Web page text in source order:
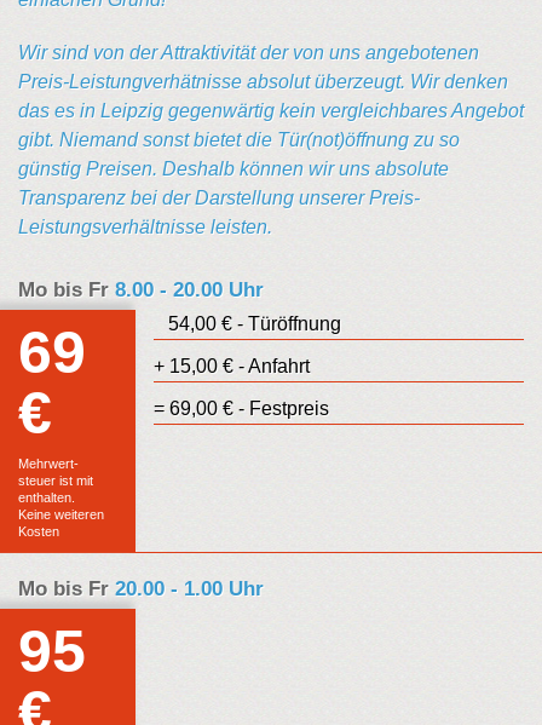
Wir sind von der Attraktivität der von uns angebotenen
Preis-Leistungverhätnisse absolut überzeugt. Wir denken
das es in Leipzig gegenwärtig kein vergleichbares Angebot
gibt. Niemand sonst bietet die Tür(not)öffnung zu so
günstig Preisen. Deshalb können wir uns absolute
Transparenz bei der Darstellung unserer Preis-
Leistungsverhältnisse leisten.
Mo bis Fr 8.00 - 20.00 Uhr
69
€ Euro
Festpreis
Mehrwert-
steuer ist mit
enthalten.
Keine weiteren
Kosten
54,00 € - Türöffnung
+ 15,00 € - Anfahrt
= 69,00 € - Festpreis
Mo bis Fr 20.00 - 1.00 Uhr
95